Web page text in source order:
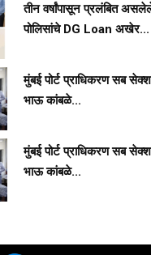
तीन वर्षांपासून प्रलंबित
पोलिसांचे DG Loan अखेर...
मुंबई पोर्ट प्राधिकरण सब
भाऊ कांबळे...
मुंबई पोर्ट प्राधिकरण सब
भाऊ कांबळे...